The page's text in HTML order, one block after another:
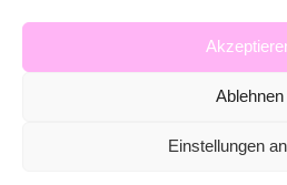
Ablehnen
Einstellungen
oder?“ Ich:“ klar darauf
schon richtig… passt 19
Uhr ist perfekt ich koche
nicht du musst alles